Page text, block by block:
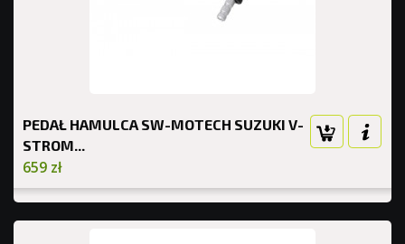
PEDAŁ HAMULCA SW-MOTECH SUZUKI V-
STROM...
659 zł